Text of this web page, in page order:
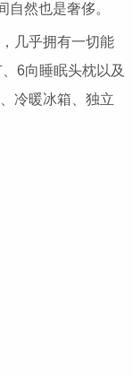
然也是奢侈。
几乎拥有一切能
6向睡眠头枕以及
冷暖冰箱、独立